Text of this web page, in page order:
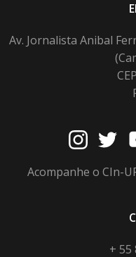
Av. Jornalista Anibal
Acompanhe o CIn-
+ 55